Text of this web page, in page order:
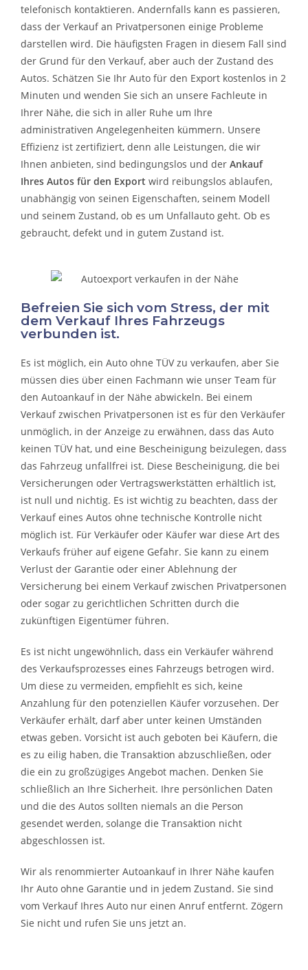
telefonisch kontaktieren. Andernfalls kann es passieren,
dass der Verkauf an Privatpersonen einige Probleme
darstellen wird. Die häufigsten Fragen in diesem Fall sind
der Grund für den Verkauf, aber auch der Zustand des
Autos. Schätzen Sie Ihr Auto für den Export kostenlos in 2
Minuten und wenden Sie sich an unsere Fachleute in
Ihrer Nähe, die sich in aller Ruhe um Ihre
administrativen Angelegenheiten kümmern. Unsere
Effizienz ist zertifiziert, denn alle Leistungen, die wir
Ihnen anbieten, sind bedingungslos und der Ankauf
Ihres Autos für den Export wird reibungslos ablaufen,
unabhängig von seinen Eigenschaften, seinem Modell
und seinem Zustand, ob es um Unfallauto geht. Ob es
gebraucht, defekt und in gutem Zustand ist.
Befreien Sie sich vom Stress, der mit
dem Verkauf Ihres Fahrzeugs
verbunden ist.
Es ist möglich, ein Auto ohne TÜV zu verkaufen, aber Sie
müssen dies über einen Fachmann wie unser Team für
den Autoankauf in der Nähe abwickeln. Bei einem
Verkauf zwischen Privatpersonen ist es für den Verkäufer
unmöglich, in der Anzeige zu erwähnen, dass das Auto
keinen TÜV hat, und eine Bescheinigung beizulegen, dass
das Fahrzeug unfallfrei ist. Diese Bescheinigung, die bei
Versicherungen oder Vertragswerkstätten erhältlich ist,
ist null und nichtig. Es ist wichtig zu beachten, dass der
Verkauf eines Autos ohne technische Kontrolle nicht
möglich ist. Für Verkäufer oder Käufer war diese Art des
Verkaufs früher auf eigene Gefahr. Sie kann zu einem
Verlust der Garantie oder einer Ablehnung der
Versicherung bei einem Verkauf zwischen Privatpersonen
oder sogar zu gerichtlichen Schritten durch die
zukünftigen Eigentümer führen.
Es ist nicht ungewöhnlich, dass ein Verkäufer während
des Verkaufsprozesses eines Fahrzeugs betrogen wird.
Um diese zu vermeiden, empfiehlt es sich, keine
Anzahlung für den potenziellen Käufer vorzusehen. Der
Verkäufer erhält, darf aber unter keinen Umständen
etwas geben. Vorsicht ist auch geboten bei Käufern, die
es zu eilig haben, die Transaktion abzuschließen, oder
die ein zu großzügiges Angebot machen. Denken Sie
schließlich an Ihre Sicherheit. Ihre persönlichen Daten
und die des Autos sollten niemals an die Person
gesendet werden, solange die Transaktion nicht
abgeschlossen ist.
Wir als renommierter Autoankauf in Ihrer Nähe kaufen
Ihr Auto ohne Garantie und in jedem Zustand. Sie sind
vom Verkauf Ihres Auto nur einen Anruf entfernt. Zögern
Sie nicht und rufen Sie uns jetzt an.